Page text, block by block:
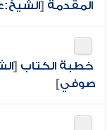
المقدمة [
خطبة الكتاب [
صوفي]